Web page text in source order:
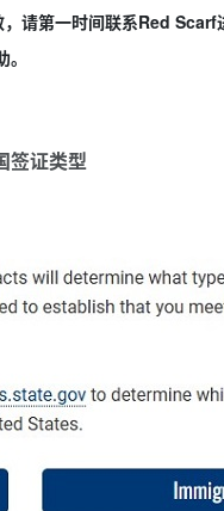
请第一时间联系Red Scarf
签证类型